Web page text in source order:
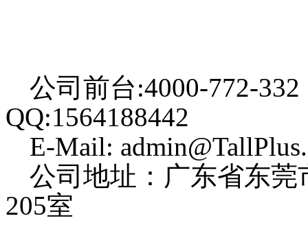
公司前台:4000-772-
QQ:1564188442
E-Mail:
公司地址：广东省东
205室